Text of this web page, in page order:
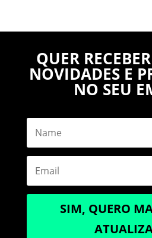
QUER
NOVIDADES E
NO SEU
SIM, QUERO